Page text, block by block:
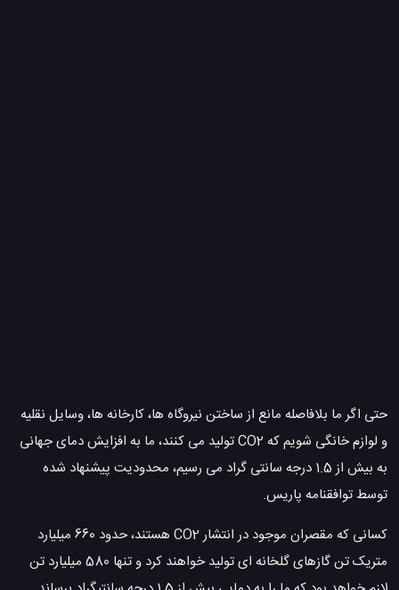
حتی اگر ما بلافاصله مانع از ساختن نیروگاه ها، کارخانه ها، وسایل نقلیه
و لوازم خانگی شویم که CO2 تولید می کنند، ما به افزایش دمای جهانی
به بیش از 1.5 درجه سانتی گراد می رسیم، محدودیت پیشنهاد شده
توسط توافقنامه پاریس.
کسانی که مقصران موجود در انتشار CO2 هستند، حدود 660 میلیارد
متریک تن گازهای گلخانه ای تولید خواهند کرد و تنها 580 میلیارد تن